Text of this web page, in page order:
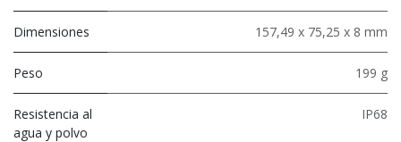
Dimensiones 157,49 x 75,25 x 8 mm
Peso 199 g
Resistencia al
agua y polvo
IP68